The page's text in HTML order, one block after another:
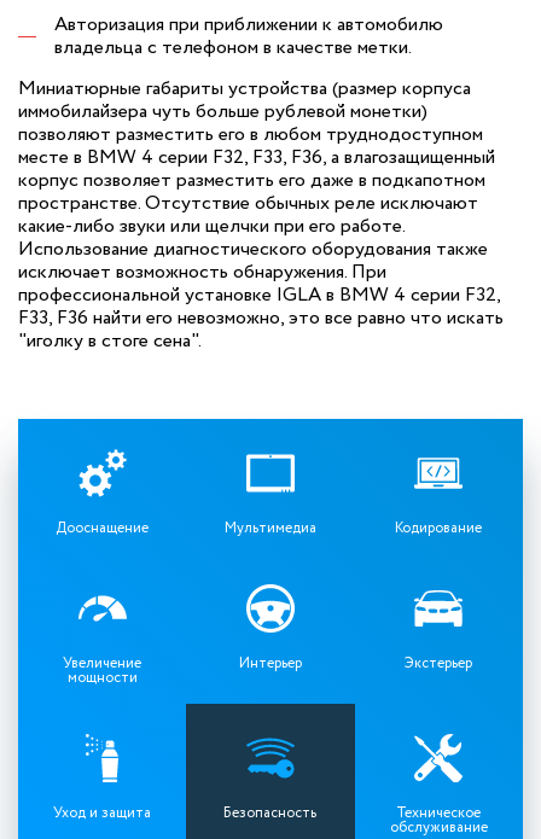
Авторизация при приближении к автомобилю
владельца с телефоном в качестве метки.
Миниатюрные габариты устройства (размер корпуса
иммобилайзера чуть больше рублевой монетки)
позволяют разместить его в любом труднодоступном
месте в BMW 4 серии F32, F33, F36, а влагозащищенный
корпус позволяет разместить его даже в подкапотном
пространстве. Отсутствие обычных реле исключают
какие-либо звуки или щелчки при его работе.
Использование диагностического оборудования также
исключает возможность обнаружения. При
профессиональной установке IGLA в BMW 4 серии F32,
F33, F36 найти его невозможно, это все равно что искать
"иголку в стоге сена".
Дооснащение Мультимедиа Кодирование
Увеличение
мощности
Интерьер Экстерьер
Уход и защита Безопасность Техническое
обслуживание